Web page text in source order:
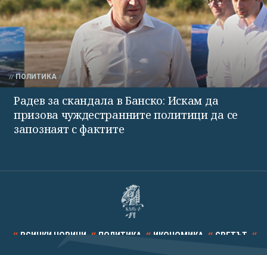
ПОЛИТИКА
Радев за скандала в Банско: Искам да
призова чуждестранните политици да се
запознаят с фактите
ВСИЧКИ НОВИНИ ПОЛИТИКА ИКОНОМИКА СВЕТЪТ